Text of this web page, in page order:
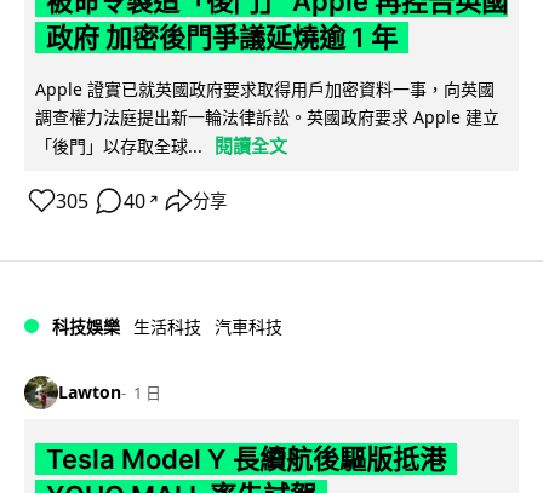
政府 加密後門爭議延燒逾 1 年
Apple 證實已就英國政府要求取得用戶加密資料一事，向英國
調查權力法庭提出新一輪法律訴訟。英國政府要求 Apple 建立
「後門」以存取全球...
閱讀全文
305 40 ↗ 分享
科技娛樂 生活科技 汽車科技
Lawton 1 日
Tesla Model Y 長續航後驅版抵港